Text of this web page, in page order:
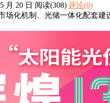
月 20 日 阅读(308) 评论(0)
场化机制、光储一体化配套